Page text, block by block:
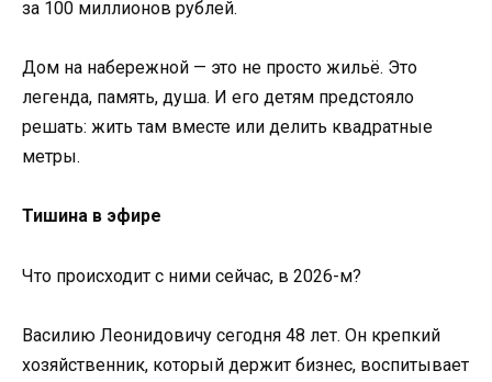
за 100 миллионов рублей.
Дом на набережной — это не просто жильё. Это
легенда, память, душа. И его детям предстояло
решать: жить там вместе или делить квадратные
метры.
Тишина в эфире
Что происходит с ними сейчас, в 2026-м?
Василию Леонидовичу сегодня 48 лет. Он крепкий
хозяйственник, который держит бизнес, воспитывает